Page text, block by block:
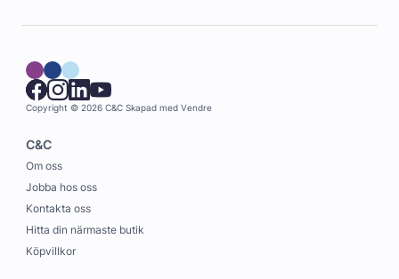
Copyright © 2026 C&C Skapad med Vendre
C&C
Om oss
Jobba hos oss
Kontakta oss
Hitta din närmaste butik
Köpvillkor